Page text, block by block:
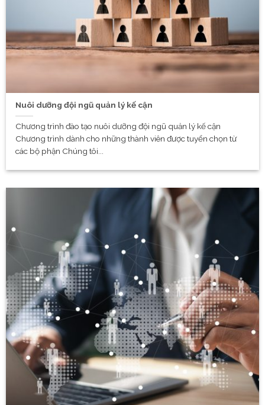
Nuôi dưỡng đội ngũ quản lý kế cận
Chương trình đào tạo nuôi dưỡng đội ngũ quản lý kế cận
Chương trình dành cho những thành viên được tuyển chọn từ
các bộ phận Chúng tôi...